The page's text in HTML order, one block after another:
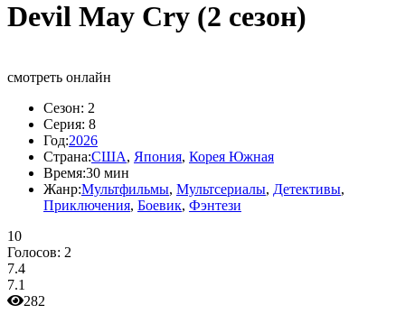
Devil May Cry (2 сезон)
смотреть онлайн
Сезон: 2
Серия: 8
Год:2026
Страна:США, Япония, Корея Южная
Время:30 мин
Жанр:Мультфильмы, Мультсериалы, Детективы,
Приключения, Боевик, Фэнтези
10
Голосов: 2
7.4
7.1
282